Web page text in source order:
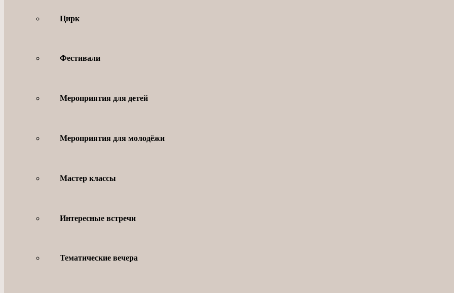
Цирк
Фестивали
Мероприятия для детей
Мероприятия для молодёжи
Мастер классы
Интересные встречи
Тематические вечера